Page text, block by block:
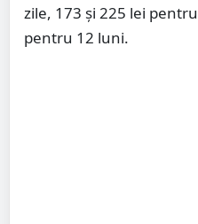
zile, 173 şi 225 lei
pentru 12 luni.